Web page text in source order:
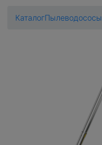
КаталогПылеводососы